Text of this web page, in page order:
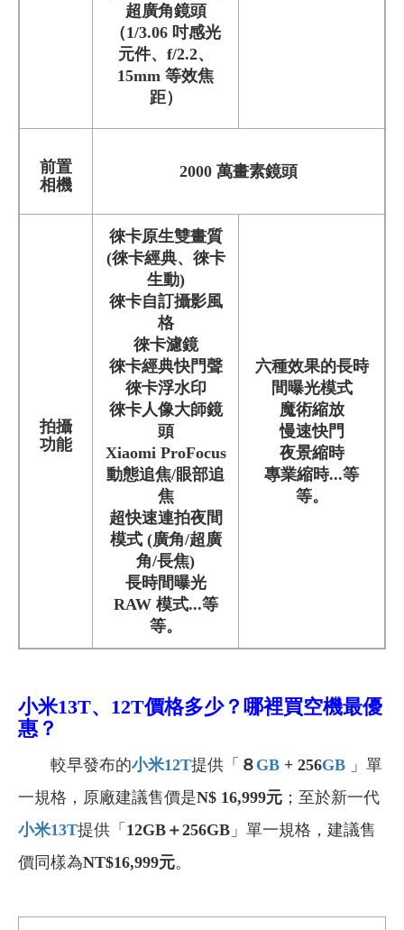
超廣角鏡頭
（1/3.06 吋感光
元件、f/2.2、
15mm 等效焦
距）
前置
相機
2000 萬畫素鏡頭
拍攝
功能
徠卡原生雙畫質
(徠卡經典、徠卡
生動)
徠卡自訂攝影風
格
徠卡濾鏡
徠卡經典快門聲
徠卡浮水印
徠卡人像大師鏡
頭
Xiaomi ProFocus
動態追焦/眼部追
焦
超快速連拍夜間
模式 (廣角/超廣
角/長焦)
長時間曝光
RAW 模式...等
等。
六種效果的長時
間曝光模式
魔術縮放
慢速快門
夜景縮時
專業縮時...等
等。
小米13T、12T價格多少？哪裡買空機最優
惠？
較早發布的小米12T提供「 ８ GB + 256GB 」單
一規格，原廠建議售價是N$ 16,999元 ；至於新一代
小米13T提供「 12GB＋256GB 」單一規格，建議售
價同樣為NT$16,999元。